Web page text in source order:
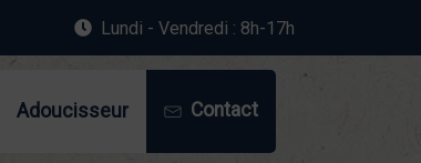
Lundi - Vendredi : 8h-17h
Adoucisseur Contact